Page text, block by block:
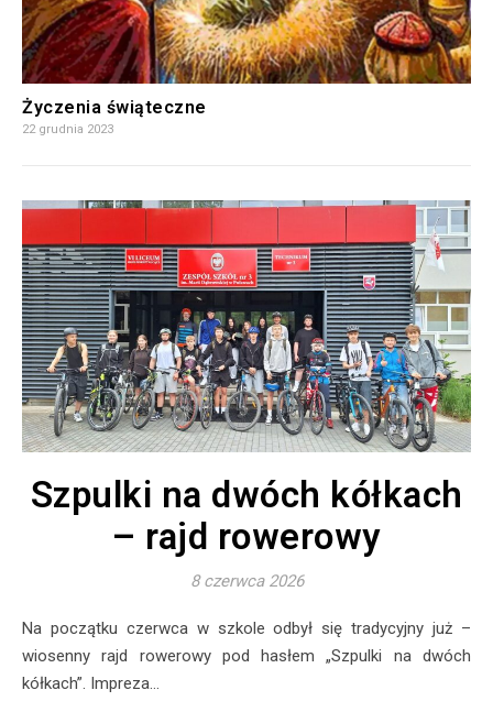
Życzenia świąteczne
22 grudnia 2023
Szpulki na dwóch kółkach
– rajd rowerowy
8 czerwca 2026
Na początku czerwca w szkole odbył się tradycyjny już –
wiosenny rajd rowerowy pod hasłem „Szpulki na dwóch
kółkach”. Impreza…